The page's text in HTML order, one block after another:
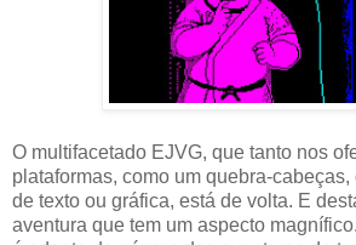
O multifacetado EJVG, que tanto nos
plataformas, como um quebra-
de texto ou gráfica, está de volta. E
aventura que tem um aspecto